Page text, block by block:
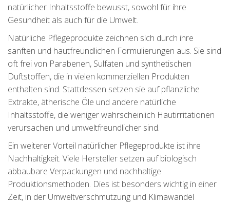
natürlicher Inhaltsstoffe bewusst, sowohl für ihre
Gesundheit als auch für die Umwelt.
Natürliche Pflegeprodukte zeichnen sich durch ihre
sanften und hautfreundlichen Formulierungen aus. Sie sind
oft frei von Parabenen, Sulfaten und synthetischen
Duftstoffen, die in vielen kommerziellen Produkten
enthalten sind. Stattdessen setzen sie auf pflanzliche
Extrakte, ätherische Öle und andere natürliche
Inhaltsstoffe, die weniger wahrscheinlich Hautirritationen
verursachen und umweltfreundlicher sind.
Ein weiterer Vorteil natürlicher Pflegeprodukte ist ihre
Nachhaltigkeit. Viele Hersteller setzen auf biologisch
abbaubare Verpackungen und nachhaltige
Produktionsmethoden. Dies ist besonders wichtig in einer
Zeit, in der Umweltverschmutzung und Klimawandel